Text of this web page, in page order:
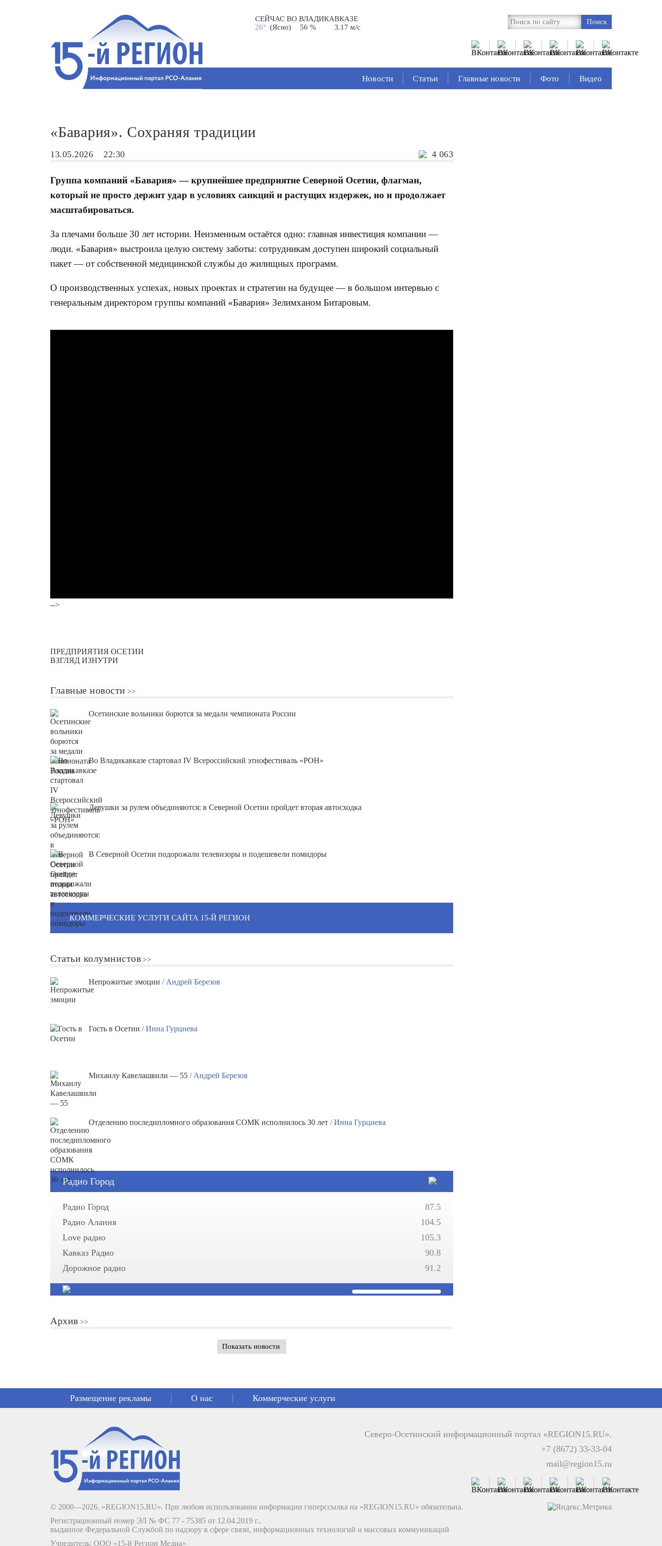
СЕЙЧАС ВО ВЛАДИКАВКАЗЕ
26° (Ясно) 56 % 3.17 м/с
Новости Статьи Главные новости Фото Видео
«Бавария». Сохраняя традиции
13.05.2026 22:30 4 063
Группа компаний «Бавария» — крупнейшее предприятие Северной Осетии, флагман,
который не просто держит удар в условиях санкций и растущих издержек, но и продолжает
масштабироваться.
За плечами больше 30 лет истории. Неизменным остаётся одно: главная инвестиция компании —
люди. «Бавария» выстроила целую систему заботы: сотрудникам доступен широкий социальный
пакет — от собственной медицинской службы до жилищных программ.
О производственных успехах, новых проектах и стратегии на будущее — в большом интервью с
генеральным директором группы компаний «Бавария» Зелимханом Битаровым.
-->
ПРЕДПРИЯТИЯ ОСЕТИИ
ВЗГЛЯД ИЗНУТРИ
Главные новости
Осетинские вольники борются за медали чемпионата России
Во Владикавказе стартовал IV Всероссийский этнофестиваль «РОН»
Девушки за рулем объединяются: в Северной Осетии пройдет вторая автосходка
В Северной Осетии подорожали телевизоры и подешевели помидоры
КОММЕРЧЕСКИЕ УСЛУГИ САЙТА 15-Й РЕГИОН
Статьи колумнистов
Непрожитые эмоции / Андрей Березов
Гость в Осетии / Инна Гурциева
Михаилу Кавелашвили — 55 / Андрей Березов
Отделению последипломного образования СОМК исполнилось 30 лет / Инна Гурциева
Радио Город
Радио Город
87.5
Радио Алания
104.5
Love радио
105.3
Кавказ Радио
90.8
Дорожное радио
91.2
Архив
Показать новости
Размещение рекламы О нас Коммерческие услуги
Северо-Осетинский информационный портал «REGION15.RU».
+7 (8672) 33-33-04
mail@region15.ru
© 2000—2026. «REGION15.RU». При любом использовании информации гиперссылка на «REGION15.RU» обязательна.
Регистрационный номер ЭЛ № ФС 77 - 75385 от 12.04.2019 г.,
выданное Федеральной Службой по надзору в сфере связи, информационных технологий и массовых коммуникаций
Учредитель: ООО «15-й Регион Медиа»